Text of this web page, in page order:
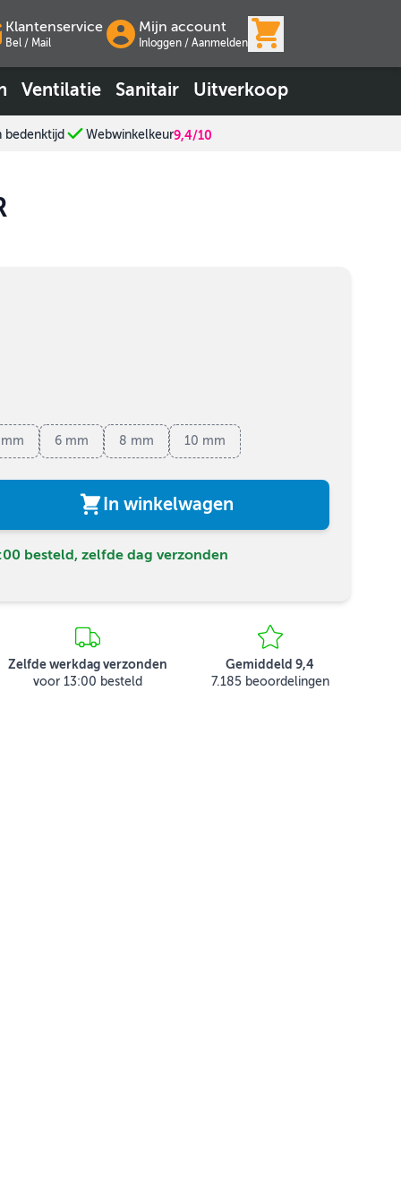
Klantenservice
Bel / Mail
Mijn account
Inloggen / Aanmelden
Ventilatie Sanitair Uitverkoop
bedenktijd Webwinkelkeur9,4/10
6 mm 8 mm 10 mm
In winkelwagen
besteld, zelfde dag verzonden
Zelfde werkdag verzonden
voor 13:00 besteld
Gemiddeld 9,4
7.185 beoordelingen